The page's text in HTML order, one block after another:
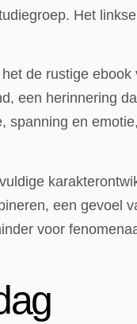
Het
de rustige ebook
een herinnering
spanning en
een gevoel
voor